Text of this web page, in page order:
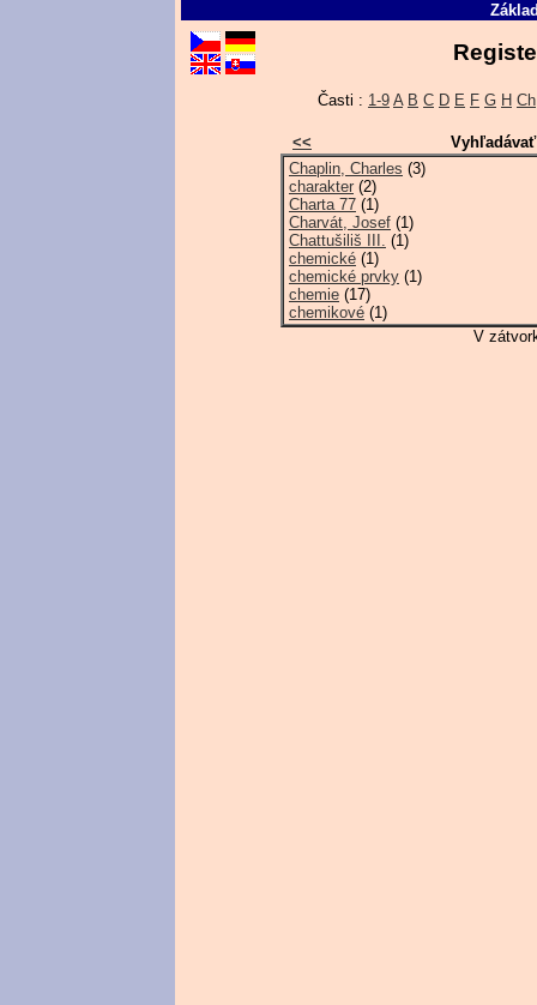
Časti : 1-9 A B C D E F G H Ch
<<
Chaplin, Charles (3)
charakter (2)
Charta 77 (1)
Charvát, Josef (1)
Chattušiliš III. (1)
chemické (1)
chemické prvky (1)
chemie (17)
chemikové (1)
V